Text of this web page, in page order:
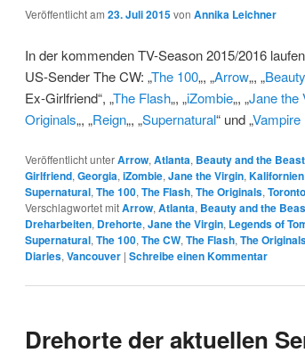
Veröffentlicht am 23. Juli 2015von Annika Leichner
In der kommenden TV-Season 2015/2016
US-Sender The CW: „The 100„, „Arrow„, „
Ex-Girlfriend“, „The Flash„, „iZombie„, „Jane the
Originals„, „Reign„, „Supernatural“ und „Vampire
Veröffentlicht unterArrow, Atlanta, Beauty and the Beast
Girlfriend, Georgia, iZombie, Jane the Virgin, Kalifornien
Supernatural, The 100, The Flash, The Originals, Toronto
Verschlagwortet mitArrow, Atlanta, Beauty and the
Dreharbeiten, Drehorte, Jane the Virgin, Legends of
Supernatural, The 100, The CW, The Flash, The
Diaries, Vancouver | Schreibe einen Kommentar
Drehorte der aktuellen